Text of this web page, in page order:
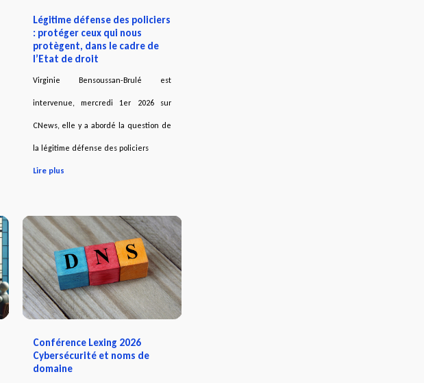
Légitime défense des policiers
: protéger ceux qui nous
protègent, dans le cadre de
l’Etat de droit
Virginie Bensoussan-Brulé est
intervenue, mercredi 1er 2026 sur
CNews, elle y a abordé la question de
la légitime défense des policiers
Lire plus
Conférence Lexing 2026
Cybersécurité et noms de
domaine